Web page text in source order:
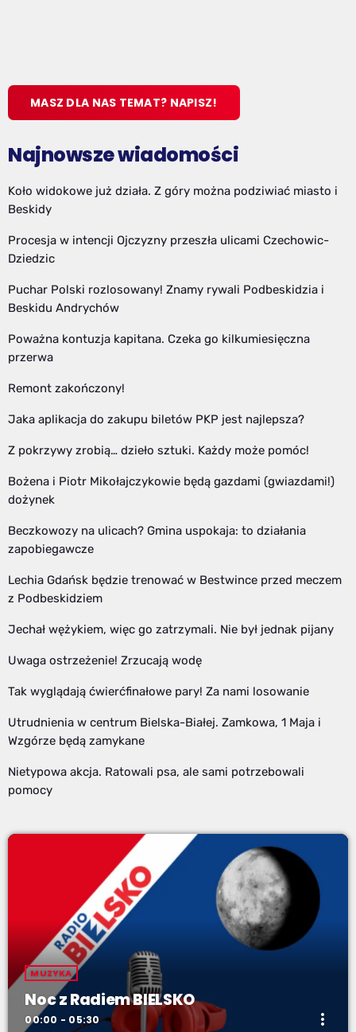
MASZ DLA NAS TEMAT? NAPISZ!
Najnowsze wiadomości
Koło widokowe już działa. Z góry można podziwiać miasto i
Beskidy
Procesja w intencji Ojczyzny przeszła ulicami Czechowic-
Dziedzic
Puchar Polski rozlosowany! Znamy rywali Podbeskidzia i
Beskidu Andrychów
Poważna kontuzja kapitana. Czeka go kilkumiesięczna
przerwa
Remont zakończony!
Jaka aplikacja do zakupu biletów PKP jest najlepsza?
Z pokrzywy zrobią… dzieło sztuki. Każdy może pomóc!
Bożena i Piotr Mikołajczykowie będą gazdami (gwiazdami!)
dożynek
Beczkowozy na ulicach? Gmina uspokaja: to działania
zapobiegawcze
Lechia Gdańsk będzie trenować w Bestwince przed meczem
z Podbeskidziem
Jechał wężykiem, więc go zatrzymali. Nie był jednak pijany
Uwaga ostrzeżenie! Zrzucają wodę
Tak wyglądają ćwierćfinałowe pary! Za nami losowanie
Utrudnienia w centrum Bielska-Białej. Zamkowa, 1 Maja i
Wzgórze będą zamykane
Nietypowa akcja. Ratowali psa, ale sami potrzebowali
pomocy
MUZYKA
Noc z Radiem BIELSKO
00:00 - 05:30 more_vert